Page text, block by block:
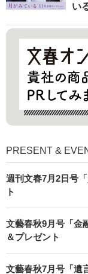
い
PRESENT &
週刊文春7月2日号
ト
文藝春秋9月号「金
＆プレゼント
文藝春秋7月号「遺